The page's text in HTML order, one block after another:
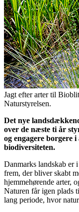
Jagt efter arter til
Naturstyrelsen.
Det nye
over de næste ti år
og engagere borgere
biodiversiteten.
Danmarks landskab er
frem, der bliver skabt
hjemmehørende arter,
Naturen får igen plads
lang periode, hvor